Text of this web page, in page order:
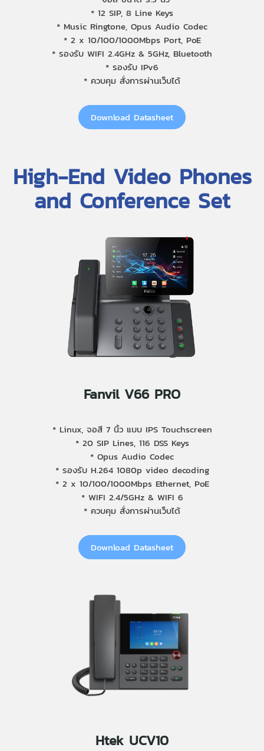
* 12 SIP, 8 Line Keys
* Music Ringtone, Opus Audio Codec
* 2 x 10/100/1000Mbps Port, PoE
* รองรับ WIFI 2.4GHz & 5GHz, Bluetooth
* รองรับ IPv6
* ควบคุม สั่งการผ่านเว็บได้
Download Datasheet
High-End Video Phones
and Conference Set
Fanvil V66 PRO
* Linux, จอสี 7 นิ้ว แบบ IPS Touchscreen
* 20 SIP Lines, 116 DSS Keys
* Opus Audio Codec
* รองรับ H.264 1080p video decoding
* 2 x 10/100/1000Mbps Ethernet, PoE
* WIFI 2.4/5GHz & WIFI 6
* ควบคุม สั่งการผ่านเว็บได้
Download Datasheet
Htek UCV10